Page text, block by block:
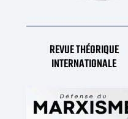
REVUE THÉORIQUE
INTERNATIONALE